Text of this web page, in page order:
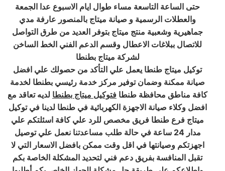
حتى الساعة التاسعة مساء طوال ايام الاسبوع عدا الجمعة
والعطلات الرسمية و صيانة ميتاج بالمنصور عارفة مدي
جماهيرية وشعبية منتج ميتاج بتوفر العديد من طرق التواصل
للاتصال ببلاغات الاعطال وقسم الدعم الفني الخط الساخن
لشركة ميتاج بطنطا
توكيل ميتاج طنطا يعمل علي التأكد من حصولك علي افضل
صيانة ممكنة وضمان توفير مركز خدمة رئيسي بطنطا لخدمة
كافة مناطق محافظة طنطا فتوكيل ميتاج بطنطا لديه تعاقد مع
افضل وكلاء صيانة الاجهزة الكهربائية في طنطا لدينا في توكيل
ميتاج فرع طنطا فريق مخصص للرد علي كافة اسئلتكم علي
مدار 24 ساعة في حالة طلب مساعدتنا نعمل علي توصيل
اجهزتكم وصيانتها في اقل وقت ممكن بافضل الاسعار التي لا
تقبل المنافسة بفريق دعم فني لتحديد المشكلة الخاصة بكم